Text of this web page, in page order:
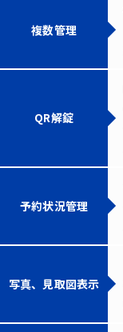
複数管理
QR解錠
予約状況管理
写真、見取図表示